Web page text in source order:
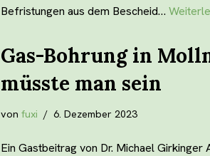
Befristungen aus dem Bescheid…
Gas-Bohrung in
müsste man sein
von fuxi 6. Dezember 2023
Ein Gastbeitrag von Dr. Michael Girkinger